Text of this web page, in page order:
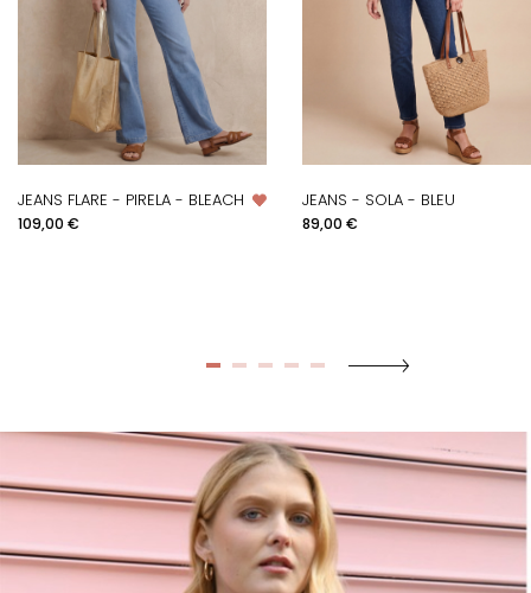
JEANS FLARE - PIRELA - BLEACH
Prix
109,00 €
JEANS - SOLA - BLEU
Prix
89,00 €